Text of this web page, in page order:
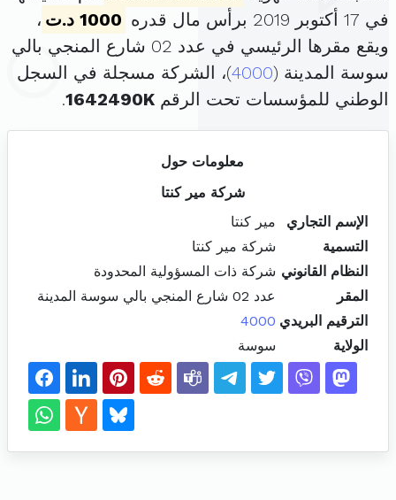
في 17 أكتوبر 2019 برأس مال قدره
1000 د.ت
،
ويقع مقرها الرئيسي في عدد 02 شارع المنجي بالي
سوسة المدينة (4000)، الشركة مسجلة في السجل
الوطني للمؤسسات تحت الرقم 1642490K
.
معلومات حول
شركة مير كنتا
الإسم التجاري
مير كنتا
التسمية
شركة مير كنتا
النظام القانوني شركة ذات المسؤولية المحدودة
المقر
عدد 02 شارع المنجي بالي سوسة المدينة
الترقيم البريدي 4000
الولاية
سوسة